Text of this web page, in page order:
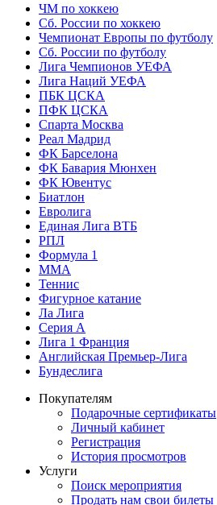
ЧМ по хоккею
Сб. России по хоккею
Чемпионат Европы по футболу
Сб. России по футболу
Лига Чемпионов УЕФА
Лига Наций УЕФА
ПБК ЦСКА
ПФК ЦСКА
Спарта Москва
Реал Мадрид
ФК Барселона
ФК Бавария Мюнхен
ФК Ювентус
Биатлон
Евролига
Единая Лига ВТБ
РПЛ
Формула 1
MMA
Теннис
Фигурное катание
Ла Лига
Серия А
Лига 1 Франция
Английская Премьер-Лига
Бундеслига
Покупателям
Подарочные сертификаты
Личный кабинет
Регистрация
История просмотров
Услуги
Поиск мероприятия
Продать нам свои билеты